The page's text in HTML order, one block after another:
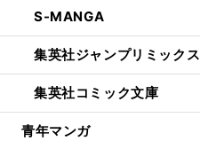
S-MANGA
集英社ジャンプリミックス
集英社コミック文庫
青年マンガ